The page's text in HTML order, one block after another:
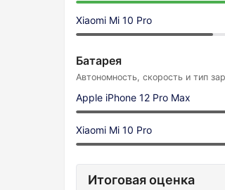
Xiaomi Mi 10 Pro
Батарея
Автономность, скорость и тип
Apple iPhone 12 Pro Max
Xiaomi Mi 10 Pro
Итоговая оценка